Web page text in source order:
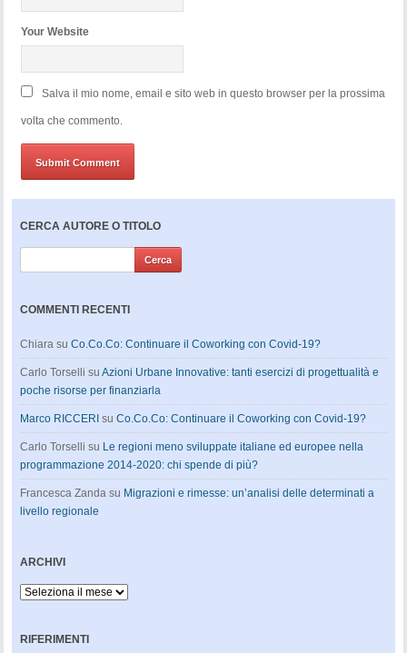
Your Website
Salva il mio nome, email e sito web in questo browser per la prossima
volta che commento.
CERCA AUTORE O TITOLO
COMMENTI RECENTI
Chiarasu Co.Co.Co: Continuare il Coworking con Covid-19?
Carlo Torselli su Azioni Urbane Innovative: tanti esercizi di progettualità e
poche risorse per finanziarla
Marco RICCERI su Co.Co.Co: Continuare il Coworking con Covid-19?
Carlo Torselli su Le regioni meno sviluppate italiane ed europee nella
programmazione 2014-2020: chi spende di più?
Francesca Zandasu Migrazioni e rimesse: un’analisi delle determinati a
livello regionale
ARCHIVI
Archivi
RIFERIMENTI